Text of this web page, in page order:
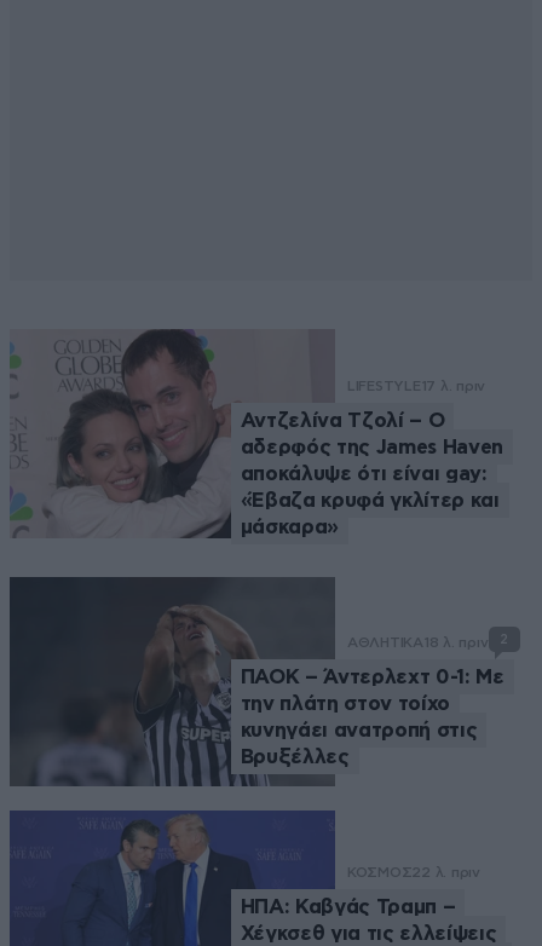
LIFESTYLE 17 λ. πριν
Αντζελίνα Τζολί – Ο
αδερφός της James Haven
αποκάλυψε ότι είναι gay:
«Έβαζα κρυφά γκλίτερ και
μάσκαρα»
ΑΘΛΗΤΙΚΑ 18 λ. πριν 2
ΠΑΟΚ – Άντερλεχτ 0-1: Με
την πλάτη στον τοίχο
κυνηγάει ανατροπή στις
Βρυξέλλες
ΚΟΣΜΟΣ22 λ. πριν
ΗΠΑ: Καβγάς Τραμπ –
Χέγκσεθ για τις ελλείψεις